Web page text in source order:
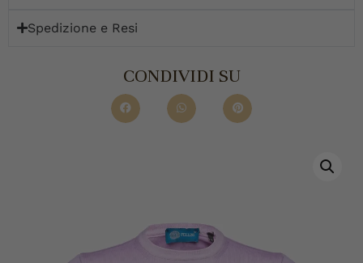
Spedizione e Resi
CONDIVIDI SU